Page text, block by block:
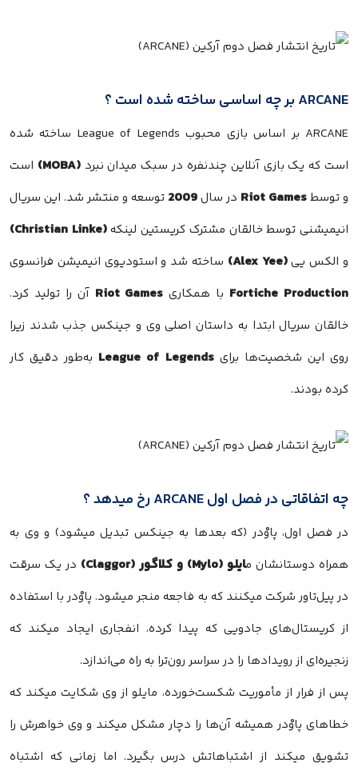
ARCANE بر چه اساسی ساخته شده است ؟
ARCANE بر اساس بازی محبوب League of Legends ساخته شده
است که یک بازی آنلاین چندنفره در سبک میدان نبرد(MOBA)
است
و توسطRiot Games در سال2009 توسعه و منتشر شد. این سریال
انیمیشنی توسط خالقان مشترک کریستین لینکه(Christian Linke)
و الکس یی(Alex Yee) ساخته شد و استودیوی انیمیشن فرانسوی
Fortiche Production با همکاری Riot Games آن را تولید کرد.
خالقان سریال ابتدا به داستان اصلی وی و جینکس جذب شدند زیرا
روی این شخصیت‌ها برایLeague of Legends به‌طور دقیق کار
کرده بودند.
چه اتفاقاتی در فصل اول ARCANE رخ میدهد ؟
در فصل اول، پاوْدر (که بعدها به جینکس تبدیل میشود) و وی به
همراه دوستانشان مایلو (Mylo) و کلاگور (Claggor)
در یک سرقت
در پیل‌تاور شرکت میکنند که به فاجعه منجر میشود. پاوْدر با استفاده
از کریستال‌های جادویی که پیدا کرده، انفجاری ایجاد میکند که
زنجیره‌ای از رویدادها را در سراسر رون‌ترا به راه می‌اندازد.
پس از فرار از مأموریت شکست‌خورده، مایلو از وی شکایت میکند که
خطاهای پاوْدر همیشه آن‌ها را دچار مشکل میکند و وی خواهرش را
تشویق میکند از اشتباهاتش درس بگیرد. اما زمانی که اشتباه